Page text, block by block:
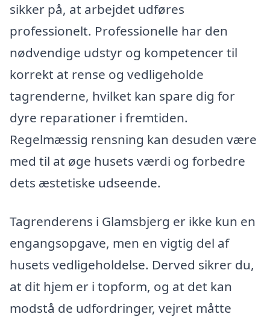
sikker på, at arbejdet udføres
professionelt. Professionelle har den
nødvendige udstyr og kompetencer til
korrekt at rense og vedligeholde
tagrenderne, hvilket kan spare dig for
dyre reparationer i fremtiden.
Regelmæssig rensning kan desuden være
med til at øge husets værdi og forbedre
dets æstetiske udseende.
Tagrenderens i Glamsbjerg er ikke kun en
engangsopgave, men en vigtig del af
husets vedligeholdelse. Derved sikrer du,
at dit hjem er i topform, og at det kan
modstå de udfordringer, vejret måtte